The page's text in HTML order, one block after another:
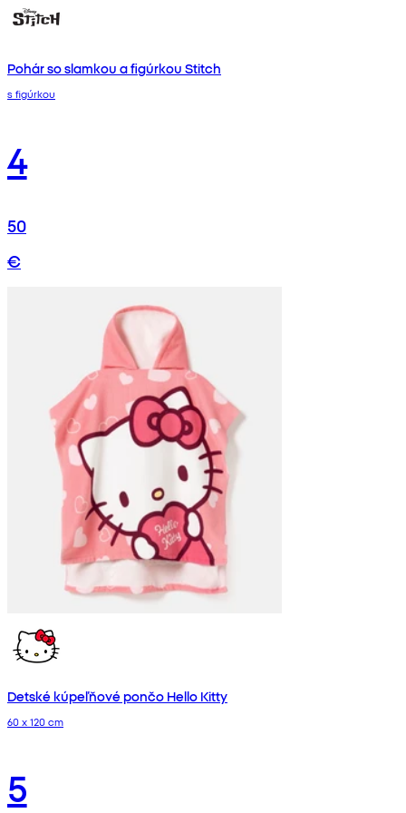
Pohár so slamkou a figúrkou Stitch
s figúrkou
4
50
€
Detské kúpeľňové pončo Hello Kitty
60 x 120 cm
5